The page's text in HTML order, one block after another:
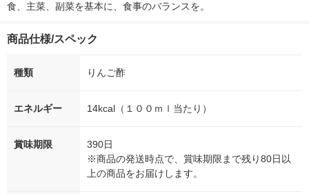
食、主菜、副菜を基本に、食事のバランスを。
商品仕様/スペック
種類 りんご酢
エネルギー 14kcal（１００ｍｌ当たり）
賞味期限
390日
※商品の発送時点で、賞味期限まで残り80日以
上の商品をお届けします。